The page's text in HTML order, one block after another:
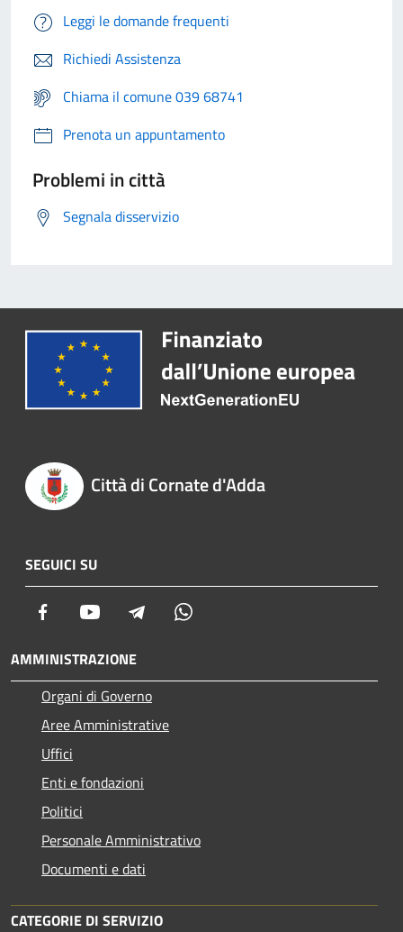
Leggi le domande frequenti
Richiedi Assistenza
Chiama il comune 039 68741
Prenota un appuntamento
Problemi in città
Segnala disservizio
Città di Cornate d'Adda
SEGUICI SU
Facebook Youtube Telegram
AMMINISTRAZIONE
Organi di Governo
Aree Amministrative
Uffici
Enti e fondazioni
Politici
Personale Amministrativo
Documenti e dati
CATEGORIE DI SERVIZIO